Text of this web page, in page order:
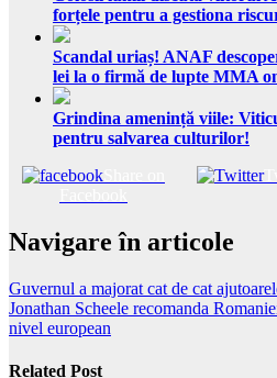
forțele pentru a gestiona
Scandal uriaș! ANAF
lei la o firmă de lupte MMA
Grindina amenință viile:
pentru salvarea culturilor!
Navigare în articole
Guvernul a majorat cat de cat
Jonathan Scheele recomanda
nivel european
Related Post